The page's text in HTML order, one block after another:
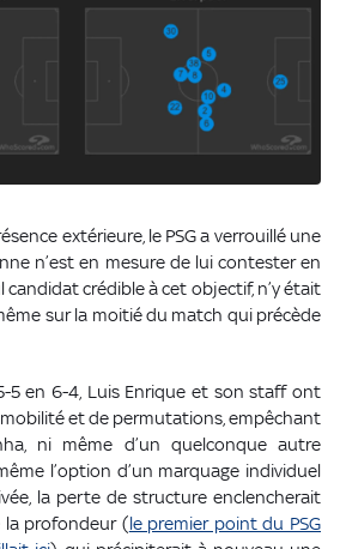
extérieure, le PSG a verrouillé une
n’est en mesure de lui contester en
candidat crédible à cet objectif, n’y était
sur la moitié du match qui précède
en 6-4, Luis Enrique et son staff ont
et de permutations, empêchant
ni même d’un quelconque autre
l’option d’un marquage individuel
la perte de structure enclencherait
la profondeur (le premier point du PSG